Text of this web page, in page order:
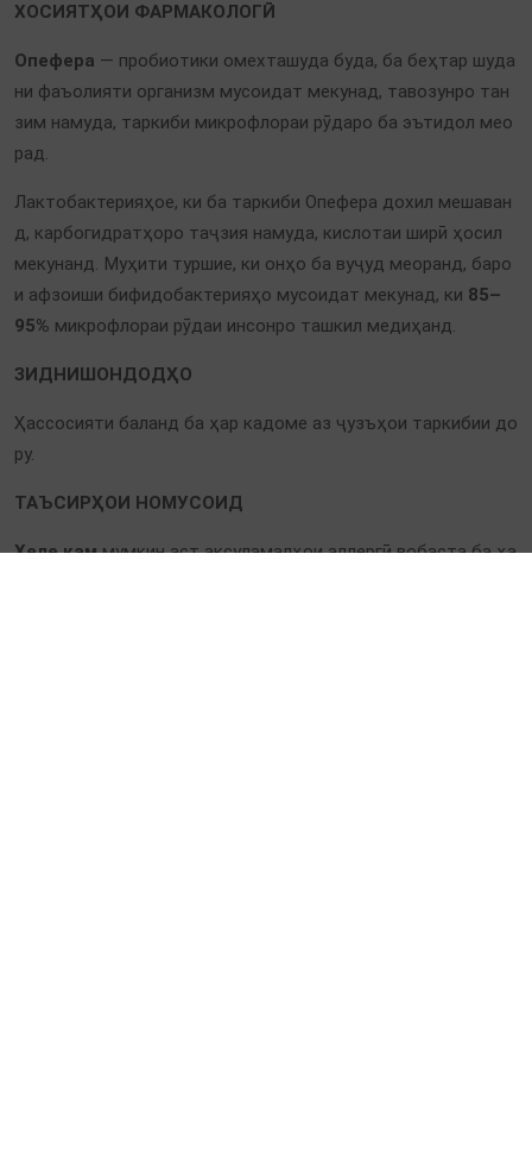
ХОСИЯТҲОИ ФАРМАКОЛОГӢ
Опефера — пробиотики омехташуда буда, ба беҳтар шуда
ни фаъолияти организм мусоидат мекунад, тавозунро тан
зим намуда, таркиби микрофлораи рӯдаро ба эътидол мео
рад.
Лактобактерияҳое, ки ба таркиби Опефера дохил мешаван
д, карбогидратҳоро таҷзия намуда, кислотаи ширӣ ҳосил
мекунанд. Муҳити туршие, ки онҳо ба вуҷуд меоранд, баро
и афзоиши бифидобактерияҳо мусоидат мекунад, ки 85–
95% микрофлораи рӯдаи инсонро ташкил медиҳанд.
ЗИДНИШОНДОДҲО
Ҳассосияти баланд ба ҳар кадоме аз ҷузъҳои таркибии до
ру.
ТАЪСИРҲОИ НОМУСОИД
Хеле каммумкин аст аксуламалҳои аллергӣ вобаста ба ҳа